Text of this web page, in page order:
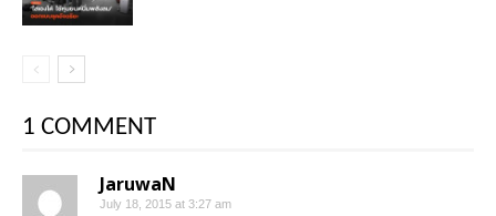
1 COMMENT
JaruwaN
July 18, 2015 at 3:27 am